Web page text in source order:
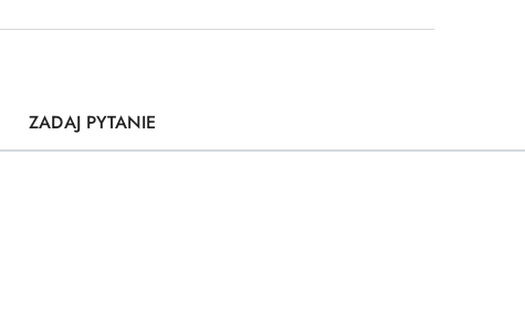
ZADAJ PYTANIE